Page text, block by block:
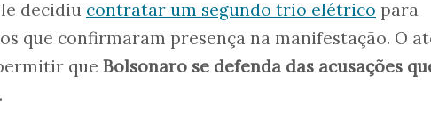
decidiu contratar um segundo trio elétrico para
que confirmaram presença na manifestação. O
que Bolsonaro se defenda das acusações
.